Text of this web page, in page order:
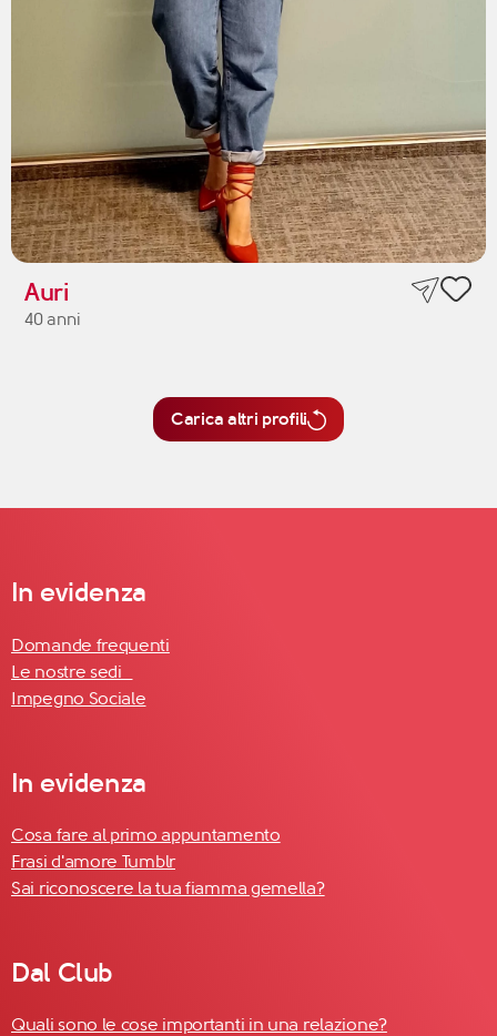
Auri
40 anni
Carica altri profili
In evidenza
Domande frequenti
Le nostre sedi
Impegno Sociale
In evidenza
Cosa fare al primo appuntamento
Frasi d'amore Tumblr
Sai riconoscere la tua fiamma gemella?
Dal Club
Quali sono le cose importanti in una relazione?